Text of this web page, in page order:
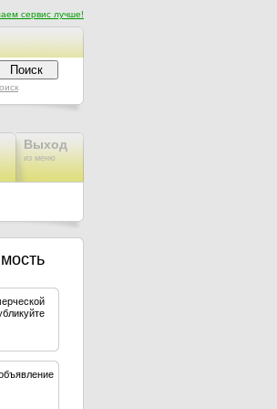
сервис лучше!
Выход
из меню